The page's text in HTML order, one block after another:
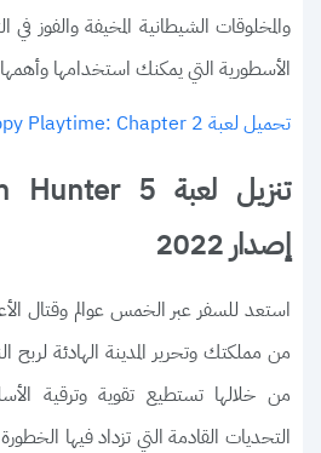
والمخلوقات الشيطانية المخيفة والفوز
الأسطورية التي يمكنك استخدامها
تحميل لعبة Poppy Playtime: Chapter 2
إصدار 2022
استعد للسفر عبر الخمس عوالم وقتال
من مملكتك وتحرير المدينة الهادئة لربح
من خلالها تستطيع تقوية وترقية
التحديات القادمة التي تزداد فيها